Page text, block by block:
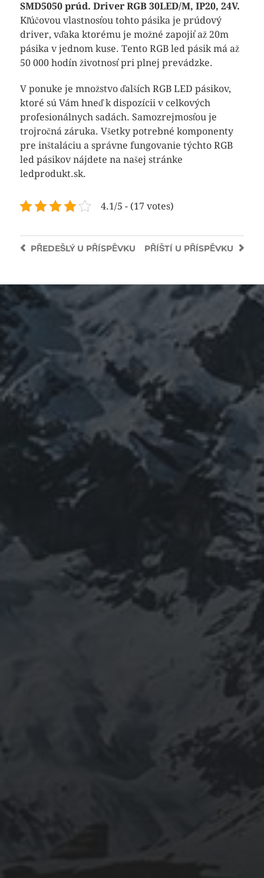
SMD5050 prúd. Driver RGB 30LED/M, IP20, 24V.
Kľúčovou vlastnosťou tohto pásika je prúdový
driver, vďaka ktorému je možné zapojiť až 20m
pásika v jednom kuse. Tento RGB led pásik má až
50 000 hodín životnosť pri plnej prevádzke.
V ponuke je množstvo ďalších RGB LED pásikov,
ktoré sú Vám hneď k dispozícii v celkových
profesionálnych sadách. Samozrejmosťou je
trojročná záruka. Všetky potrebné komponenty
pre inštaláciu a správne fungovanie týchto RGB
led pásikov nájdete na našej stránke
ledprodukt.sk.
4.1/5 - (17 votes)
PŘÍŠTÍ U PŘÍSPĚVKU
PŘEDEŠLÝU PŘÍSPĚVKU